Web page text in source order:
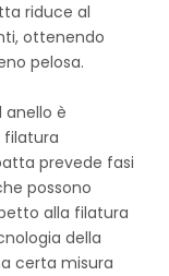
riduce al
ottenendo
pelosa.
anello è
filatura
prevede fasi
possono
alla filatura
della
certa misura